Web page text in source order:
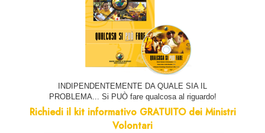
INDIPENDENTEMENTE DA QUALE SIA IL
PROBLEMA... Si PUÒ fare qualcosa al riguardo!
Richiedi il kit informativo GRATUITO dei Ministri
Volontari